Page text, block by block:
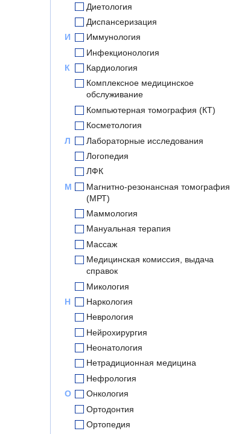
Диетология
Диспансеризация
И
Иммунология
Инфекционология
К
Кардиология
Комплексное медицинское
обслуживание
Компьютерная томография (КТ)
Косметология
Л
Лабораторные исследования
Логопедия
ЛФК
М
Магнитно-резонансная томография
(МРТ)
Маммология
Мануальная терапия
Массаж
Медицинская комиссия, выдача
справок
Микология
Н
Наркология
Неврология
Нейрохирургия
Неонатология
Нетрадиционная медицина
Нефрология
О
Онкология
Ортодонтия
Ортопедия